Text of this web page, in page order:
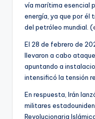
vía marítima esencial
energía, ya que por él
del petróleo mundial. (
El 28 de febrero de
llevaron a cabo
apuntando a
intensificó la tensión
En respuesta, Irán
militares
Revolucionaria